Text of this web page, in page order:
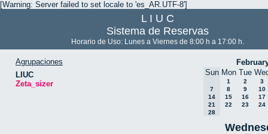
[Warning: Server failed to set locale to 'es_AR.UTF-8']
L I U C
Sistema de Reservas
Horario de Uso: Lunes a Viernes de 8:00 h a 17:00 h.
Agrupaciones
LIUC
Zeta_sizer
Sun Mon Tue
1 2
3
7
8 9
10
14
15 16
17
21
22 23
24
28